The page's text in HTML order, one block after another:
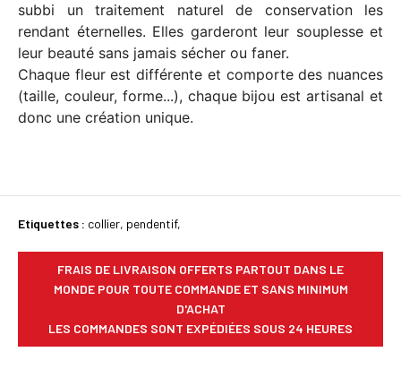
subbi un traitement naturel de conservation les
rendant éternelles. Elles garderont leur souplesse et
leur beauté sans jamais sécher ou faner.
Chaque fleur est différente et comporte des nuances
(taille, couleur, forme...), chaque bijou est artisanal et
donc une création unique.
Etiquettes : collier, pendentif,
FRAIS DE LIVRAISON OFFERTS PARTOUT DANS LE
MONDE POUR TOUTE COMMANDE ET SANS MINIMUM
D'ACHAT
LES COMMANDES SONT EXPÉDIÉES SOUS 24 HEURES